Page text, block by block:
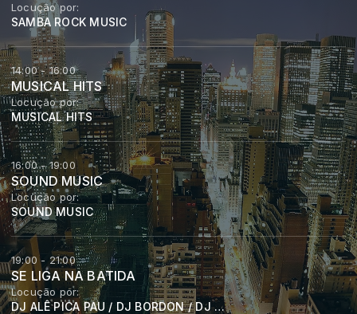
Locução por:
SAMBA ROCK MUSIC
14:00 - 16:00
MUSICAL HITS
Locução por:
MUSICAL HITS
16:00 - 19:00
SOUND MUSIC
Locução por:
SOUND MUSIC
19:00 - 21:00
SE LIGA NA BATIDA
Locução por:
DJ ALÊ PICA PAU / DJ BORDON / DJ WILLIAM OLIVEIRA